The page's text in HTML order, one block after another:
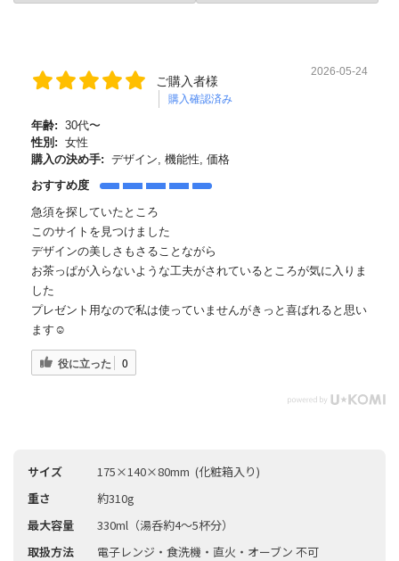
ご購入者様
購入確認済み
2026-05-24
年齢: 30代〜
性別: 女性
購入の決め手: デザイン, 機能性, 価格
おすすめ度
急須を探していたところ
このサイトを見つけました
デザインの美しさもさることながら
お茶っぱが入らないような工夫がされているところが気に入りま
した
プレゼント用なので私は使っていませんがきっと喜ばれると思い
ます☺️
役に立った 0
サイズ
175×140×80mm (化粧箱入り)
重さ
約310g
最大容量
330ml（湯呑約4〜5杯分）
取扱方法
電子レンジ・食洗機・直火・オーブン 不可